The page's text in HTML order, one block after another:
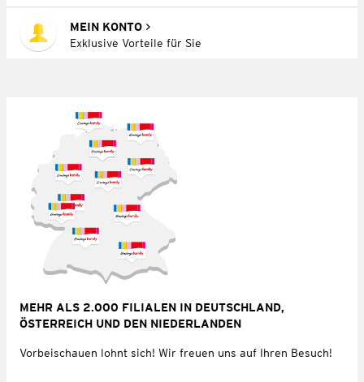
MEIN KONTO
Exklusive Vorteile für Sie
MEHR ALS 2.000 FILIALEN IN DEUTSCHLAND,
ÖSTERREICH UND DEN NIEDERLANDEN
Vorbeischauen lohnt sich! Wir freuen uns auf Ihren Besuch!